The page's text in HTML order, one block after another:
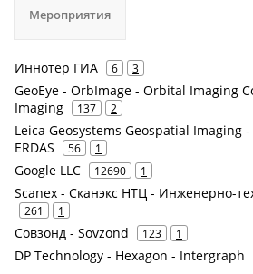
Мероприятия
Иннотер ГИА 6 3
GeoEye - OrbImage - Orbital Imaging
Imaging
137 2
Leica Geosystems Geospatial Imaging
ERDAS
56 1
Google LLC 12690 1
Scanex - Сканэкс НТЦ - Инженерно-
261 1
Совзонд - Sovzond 123 1
DP Technology - Hexagon - Intergraph